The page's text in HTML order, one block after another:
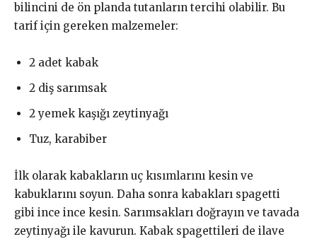
bilincini de ön planda tutanların tercihi olabilir. Bu
tarif için gereken malzemeler:
2 adet kabak
2 diş sarımsak
2 yemek kaşığı zeytinyağı
Tuz, karabiber
İlk olarak kabakların uç kısımlarını kesin ve
kabuklarını soyun. Daha sonra kabakları spagetti
gibi ince ince kesin. Sarımsakları doğrayın ve tavada
zeytinyağı ile kavurun. Kabak spagettileri de ilave